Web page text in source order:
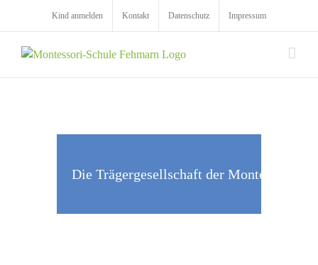
Kind anmelden Kontakt Datenschutz Impressum
Die Trägergesellschaft der Montessori-